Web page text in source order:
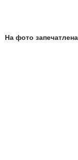
На фото